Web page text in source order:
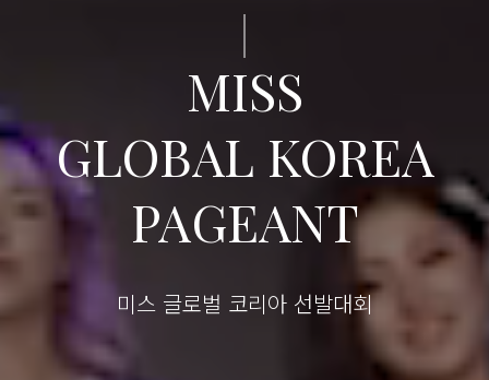
MISS
GLOBAL KOREA
PAGEANT
미스 글로벌 코리아 선발대회